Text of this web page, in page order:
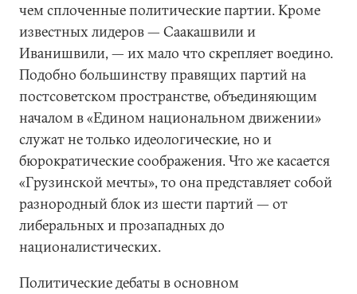
чем сплоченные политические партии. Кроме
известных лидеров — Саакашвили и
Иванишвили, — их мало что скрепляет воедино.
Подобно большинству правящих партий на
постсоветском пространстве, объединяющим
началом в «Едином национальном движении»
служат не только идеологические, но и
бюрократические соображения. Что же касается
«Грузинской мечты», то она представляет собой
разнородный блок из шести партий — от
либеральных и прозападных до
националистических.
Политические дебаты в основном